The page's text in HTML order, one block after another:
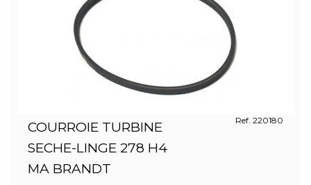
COURROIE TURBINE
SECHE-LINGE 278 H4
MA BRANDT
Ref. 220180